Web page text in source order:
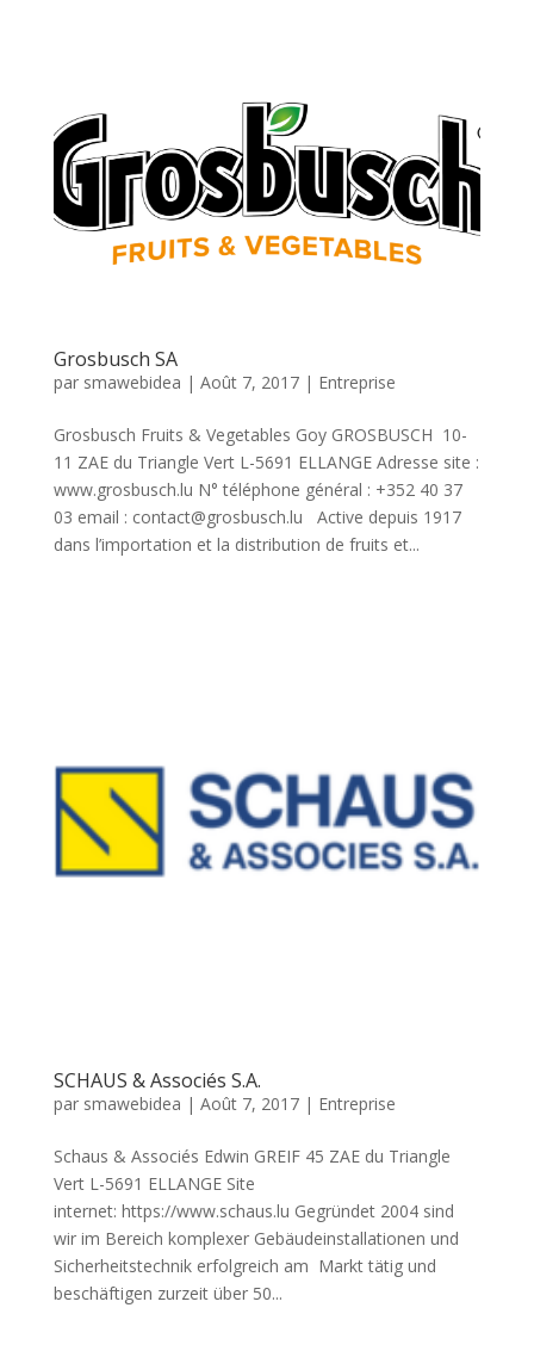
Grosbusch SA
par smawebidea | Août 7, 2017| Entreprise
Grosbusch Fruits & Vegetables Goy GROSBUSCH 10-
11 ZAE du Triangle Vert L-5691 ELLANGE Adresse site :
www.grosbusch.lu N° téléphone général : +352 40 37
03 email : contact@grosbusch.lu Active depuis 1917
dans l’importation et la distribution de fruits et...
SCHAUS & Associés S.A.
par smawebidea | Août 7, 2017| Entreprise
Schaus & Associés Edwin GREIF 45 ZAE du Triangle
Vert L-5691 ELLANGE Site
internet: https://www.schaus.lu Gegründet 2004 sind
wir im Bereich komplexer Gebäudeinstallationen und
Sicherheitstechnik erfolgreich am Markt tätig und
beschäftigen zurzeit über 50...